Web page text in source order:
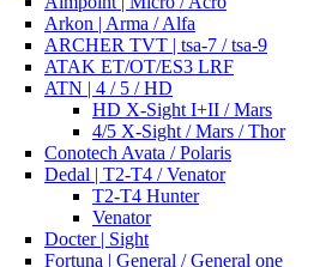
Arkon | Arma / Alfa
ARCHER TVT | tsa-7 / tsa-9
ATAK ET/OT/ES3 LRF
ATN | 4 / 5 / HD
HD X-Sight I+II / Mars
4/5 X-Sight / Mars / Thor
Conotech Avata / Polaris
Dedal | T2-T4 / Venator
T2-T4 Hunter
Venator
Docter | Sight
Fortuna | General / General one